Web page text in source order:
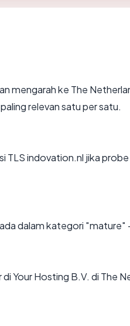
mengarah ke The
relevan satu per satu.
TLS indovation.nl jika
dalam kategori
Your Hosting B.V. di The